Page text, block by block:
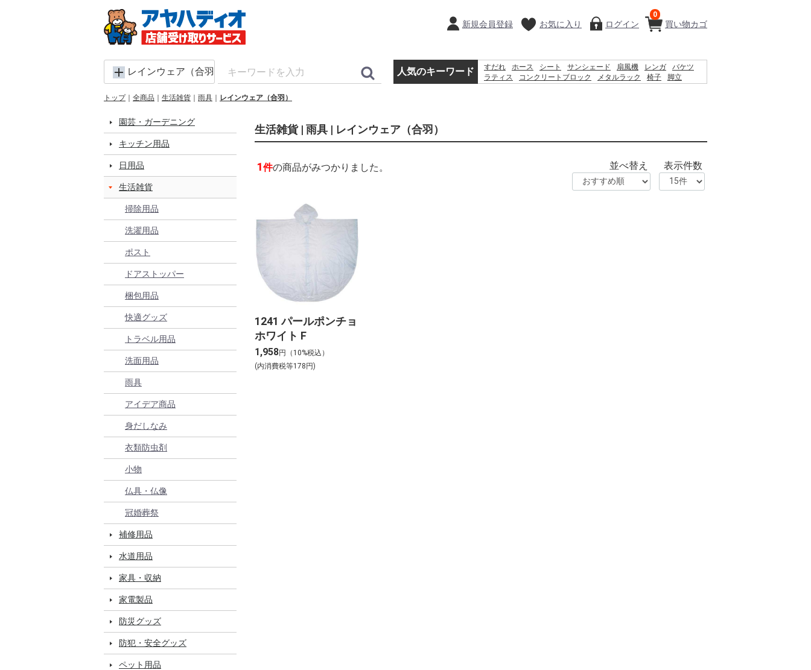
買い物カゴ
0
新規会員登録 お気に入り ログイン
レインウェア（合羽） 人気のキーワード すだれ ホース シート サンシェード 扇風機 レンガ
バケツ
ラティス
コンクリートブロック メタルラック 椅子
脚立
トップ 全商品 生活雑貨 雨具 レインウェア（合羽）
園芸・ガーデニング
キッチン用品
日用品
生活雑貨
掃除用品
洗濯用品
ポスト
ドアストッパー
梱包用品
快適グッズ
トラベル用品
洗面用品
雨具
アイデア商品
身だしなみ
衣類防虫剤
小物
仏具・仏像
冠婚葬祭
補修用品
水道用品
家具・収納
家電製品
防災グッズ
防犯・安全グッズ
ペット用品
生活雑貨 | 雨具 | レインウェア（合羽）
1件の商品がみつかりました。 並べ替え 表示件数
1241 パールポンチョ
ホワイト F
1,958円（10%税込）
(内消費税等178円)